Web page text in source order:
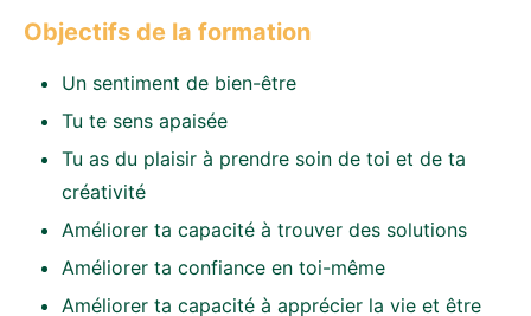
Objectifs de la formation
Un sentiment de bien-être
Tu te sens apaisée
Tu as du plaisir à prendre soin de toi et de ta
créativité
Améliorer ta capacité à trouver des solutions
Améliorer ta confiance en toi-même
Améliorer ta capacité à apprécier la vie et être